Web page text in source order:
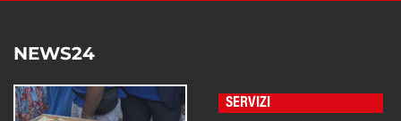
NEWS24
SERVIZI